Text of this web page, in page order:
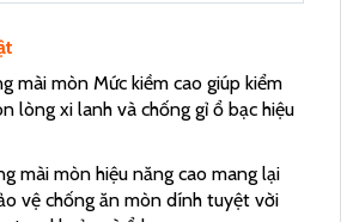
mài mòn Mức kiềm cao giúp kiểm
lòng xi lanh và chống gỉ ổ bạc hiệu
mài mòn hiệu năng cao mang lại
vệ chống ăn mòn dính tuyệt vời